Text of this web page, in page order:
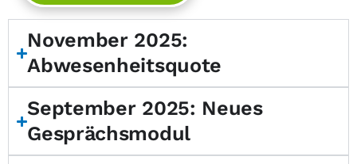
November 2025:
Abwesenheitsquote
September 2025: Neues
Gesprächsmodul